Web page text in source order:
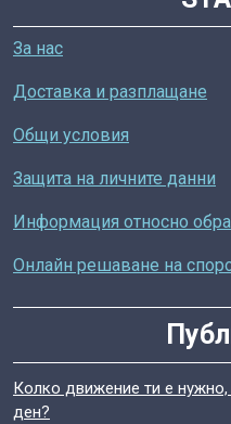
За нас
Доставка и разплащане
Общи условия
Защита на личните данни
Информация относно
Онлайн решаване на
Колко движение ти е
ден?